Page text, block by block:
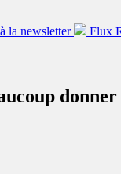
la newsletter Flux
donner